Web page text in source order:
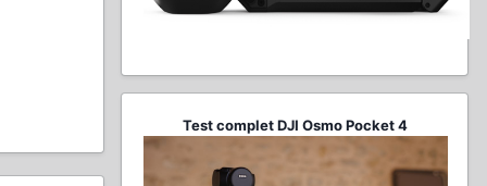
Test complet DJI Osmo Pocket 4